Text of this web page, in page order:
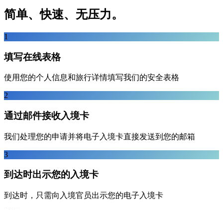
简单、快速、无压力。
1
填写在线表格
使用您的个人信息和旅行详情填写我们的安全表格
2
通过邮件接收入境卡
我们处理您的申请并将电子入境卡直接发送到您的邮箱
3
到达时出示您的入境卡
到达时，只需向入境官员出示您的电子入境卡